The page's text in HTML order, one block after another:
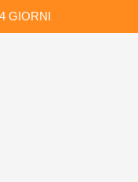
GIORNI